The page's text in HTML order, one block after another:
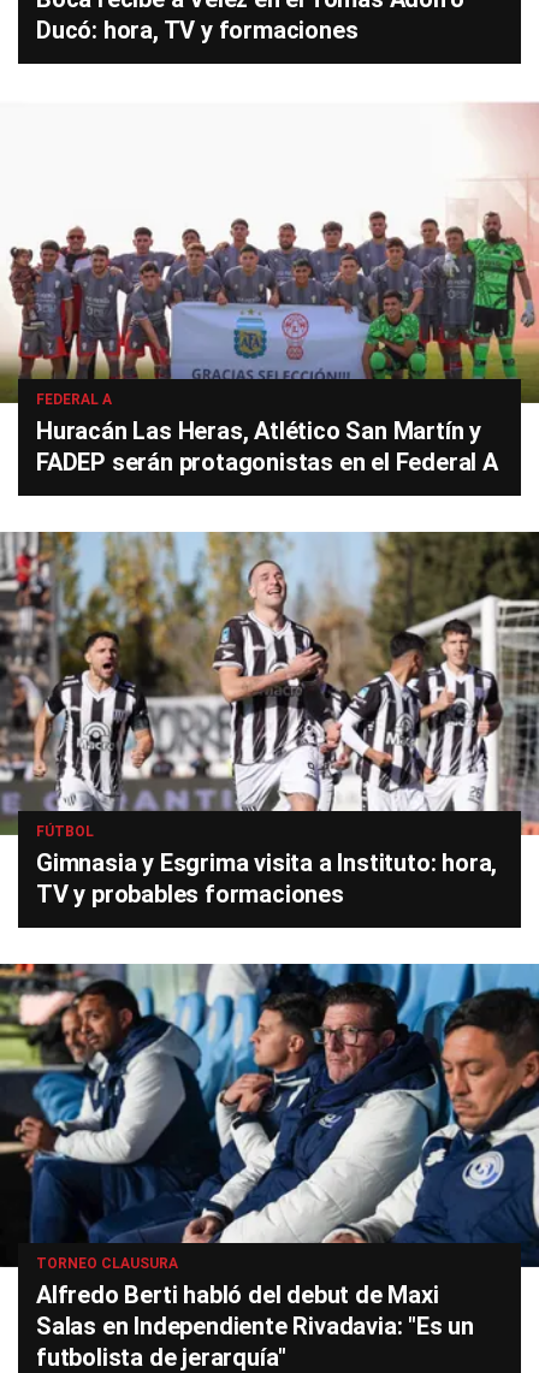
Ducó: hora, TV y formaciones
FEDERAL A
Huracán Las Heras, Atlético San Martín y
FADEP serán protagonistas en el Federal A
FÚTBOL
Gimnasia y Esgrima visita a Instituto: hora,
TV y probables formaciones
TORNEO CLAUSURA
Alfredo Berti habló del debut de Maxi
Salas en Independiente Rivadavia: "Es un
futbolista de jerarquía"